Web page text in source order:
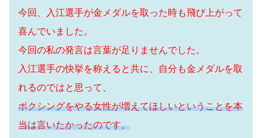
今回、入江選手が金メダルを取った時も飛び上がって
喜んでいました。
今回の私の発言は言葉が足りませんでした。
入江選手の快挙を称えると共に、自分も金メダルを取
れるのではと思って、
ボクシングをやる女性が増えてほしいということを本
当は言いたかったのです。